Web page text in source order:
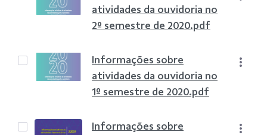
atividades da ouvidoria no
2º semestre de 2020.pdf
Informações sobre
atividades da ouvidoria no
1º semestre de 2020.pdf
Informações sobre